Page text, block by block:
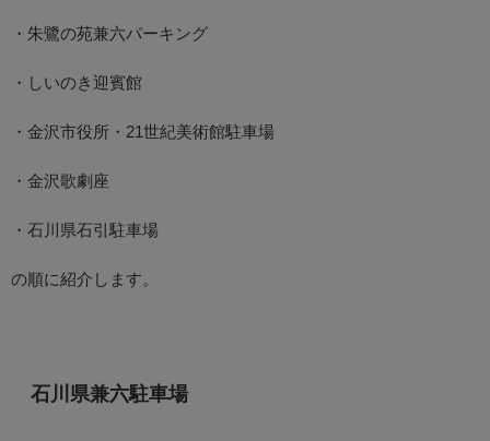
・朱鷺の苑兼六パーキング
・しいのき迎賓館
・金沢市役所・21世紀美術館駐車場
・金沢歌劇座
・石川県石引駐車場
の順に紹介します。
石川県兼六駐車場